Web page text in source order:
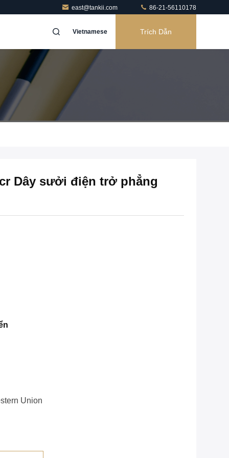
east@tankii.com 86-21-56110178
Vietnamese Trích Dẫn
Dây sưởi điện trở phẳng
Union